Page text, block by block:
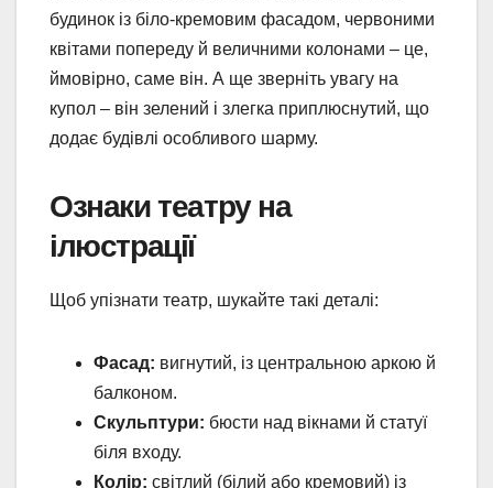
будинок із біло-кремовим фасадом, червоними
квітами попереду й величними колонами – це,
ймовірно, саме він. А ще зверніть увагу на
купол – він зелений і злегка приплюснутий, що
додає будівлі особливого шарму.
Ознаки театру на
ілюстрації
Щоб упізнати театр, шукайте такі деталі:
Фасад: вигнутий, із центральною аркою й
балконом.
Скульптури: бюсти над вікнами й статуї
біля входу.
Колір: світлий (білий або кремовий) із